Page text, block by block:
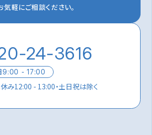
気軽にご相談ください。
24-3616
9:00 - 17:00
み12:00 - 13:00・土日祝は除く